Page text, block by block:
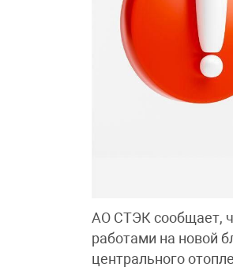
АО СТЭК сообщает,
работами на новой
центрального